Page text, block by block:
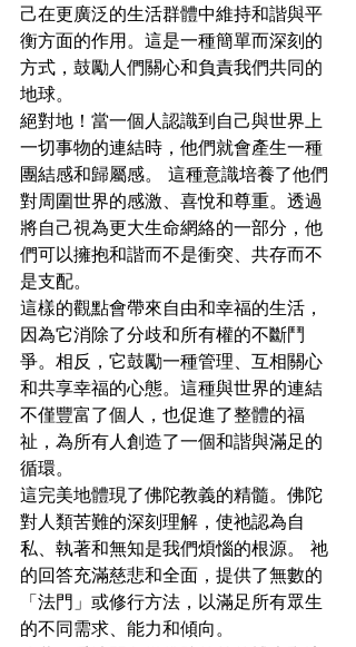
己在更廣泛的生活群體中維持和諧與平
衡方面的作用。這是一種簡單而深刻的
方式，鼓勵人們關心和負責我們共同的
地球。
絕對地！當一個人認識到自己與世界上
一切事物的連結時，他們就會產生一種
團結感和歸屬感。 這種意識培養了他們
對周圍世界的感激、喜悅和尊重。透過
將自己視為更大生命網絡的一部分，他
們可以擁抱和諧而不是衝突、共存而不
是支配。
這樣的觀點會帶來自由和幸福的生活，
因為它消除了分歧和所有權的不斷鬥
爭。相反，它鼓勵一種管理、互相關心
和共享幸福的心態。這種與世界的連結
不僅豐富了個人，也促進了整體的福
祉，為所有人創造了一個和諧與滿足的
循環。
這完美地體現了佛陀教義的精髓。佛陀
對人類苦難的深刻理解，使祂認為自
私、執著和無知是我們煩惱的根源。 祂
的回答充滿慈悲和全面，提供了無數的
「法門」或修行方法，以滿足所有眾生
的不同需求、能力和傾向。